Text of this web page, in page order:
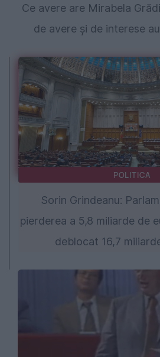
Ce avere are Mirabela
de avere și de interese
POLITICA
Sorin Grindeanu:
pierderea a 5,8 miliarde de
deblocat 16,7